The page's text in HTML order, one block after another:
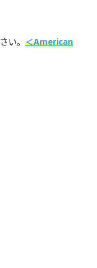
い。 ＜American